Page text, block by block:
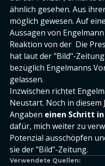
ähnlich gesehen. Aus
möglich gewesen. Auf
Aussagen von
Reaktion von der Die
hat laut der "Bild"-
bezüglich Engelmanns
gelassen.
Inzwischen richtet
Neustart. Noch in diesem
Angaben einen Schritt in
dafür, mich weiter zu
Potenzial ausschöpfen
sie der "Bild"-Zeitung.
Verwendete Quellen: